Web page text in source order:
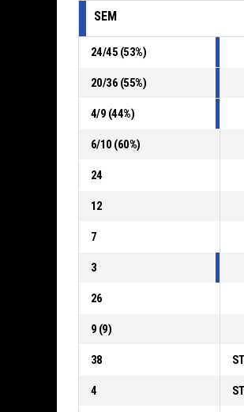
SEM
24/45 (53%)
20/36 (55%)
4/9 (44%)
6/10 (60%)
24
12
7
3
26
9 (9)
38
4